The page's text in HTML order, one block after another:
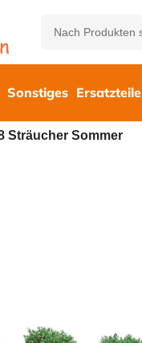
Sonstiges Ersatzteile
Sträucher Sommer